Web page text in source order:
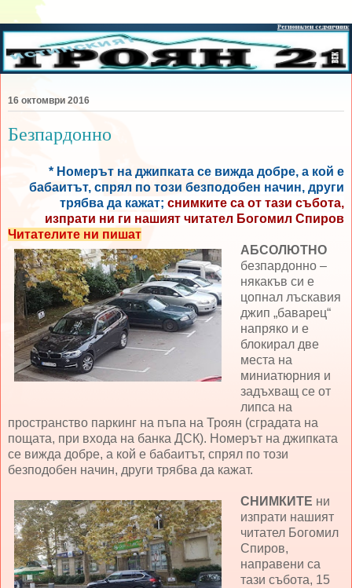
16 октомври 2016
Безпардонно
* Номерът на джипката се вижда добре, а кой е
бабаитът, спрял по този безподобен начин, други
трябва да кажат; снимките са от тази събота,
изпрати ни ги нашият читател Богомил Спиров
Читателите ни пишат
АБСОЛЮТНО
безпардонно –
някакъв си е
цопнал лъскавия
джип „баварец“
напряко и е
блокирал две
места на
миниатюрния и
задъхващ се от
липса на
пространство паркинг на пъпа на Троян (сградата на
пощата, при входа на банка ДСК). Номерът на джипката
се вижда добре, а кой е бабаитът, спрял по този
безподобен начин, други трябва да кажат.
СНИМКИТЕ ни
изпрати нашият
читател Богомил
Спиров,
направени са
тази събота, 15